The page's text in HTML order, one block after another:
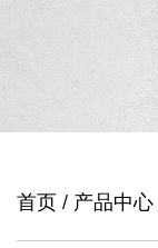
首页 / 产品中心